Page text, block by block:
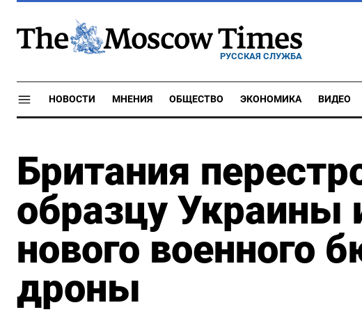
РУССКАЯ СЛУЖБА
НОВОСТИ МНЕНИЯ ОБЩЕСТВО ЭКОНОМИКА ВИДЕО
Британия
образцу Украины
нового военного
дроны